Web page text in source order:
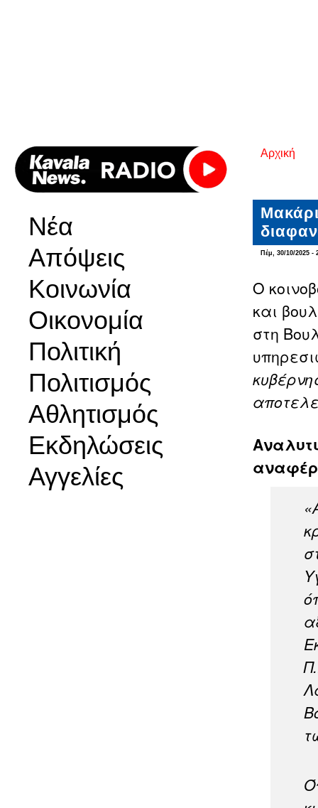
Νέα
Απόψεις
Κοινωνία
Οικονομία
Πολιτική
Πολιτισμός
Αθλητισμός
Εκδηλώσεις
Αγγελίες
Είστε
Αρχική
Πέμ, 30/10/2025 -
O
και
στη